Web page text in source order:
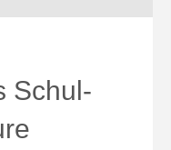
Schul-